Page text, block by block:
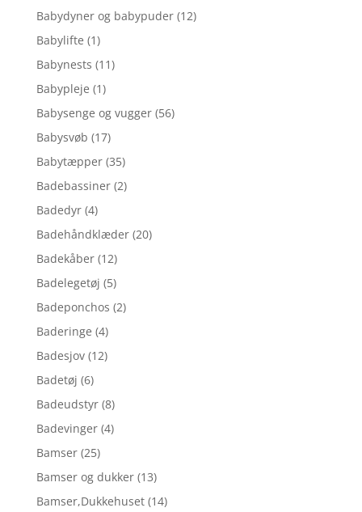
Babydyner og babypuder (12)
Babylifte (1)
Babynests (11)
Babypleje (1)
Babysenge og vugger (56)
Babysvøb (17)
Babytæpper (35)
Badebassiner (2)
Badedyr (4)
Badehåndklæder (20)
Badekåber (12)
Badelegetøj (5)
Badeponchos (2)
Baderinge (4)
Badesjov (12)
Badetøj (6)
Badeudstyr (8)
Badevinger (4)
Bamser (25)
Bamser og dukker (13)
Bamser,Dukkehuset (14)